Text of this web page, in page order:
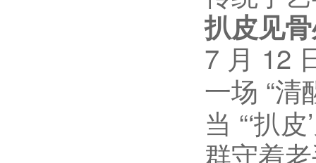
扒皮见
7 月 12
一场 “清
当 “‘扒
群守着